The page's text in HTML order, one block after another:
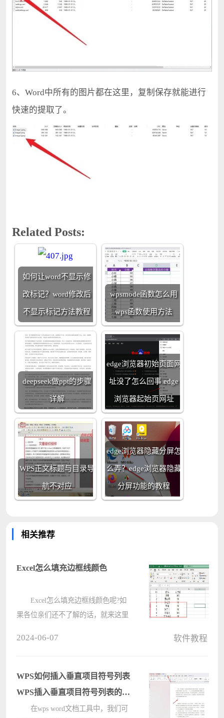
6、Word中所有的图片都在这里，复制保存就能进行
快速的提取了。
Related Posts:
如何让word不显示修
改标记？word修改后
不显示标记方法教程
wpsmode函数怎么用
wps函数使用方法
deepseek做ppt的步骤
详解
edge浏览器初始页面网
址没了怎么回事 edge
浏览器起始页网址
WPS正文标题与目录导
航不对应
edge浏览器隐藏分屏怎
么弄？edge浏览器隐藏
分屏功能的教程
相关推荐
Excel怎么填充边框线颜色
Excel怎么填充边框线颜色呢?如
果各位亲们还不了解的话，就来这里
处理的表格文档 第二????
2024-06-07 软件教程
WPS如何插入垂直项目符号列表
WPS插入垂直项目符号列表的方
在wps word文档工具中，我们可